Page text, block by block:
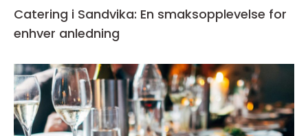
Catering i Sandvika: En smaksopplevelse for
enhver anledning